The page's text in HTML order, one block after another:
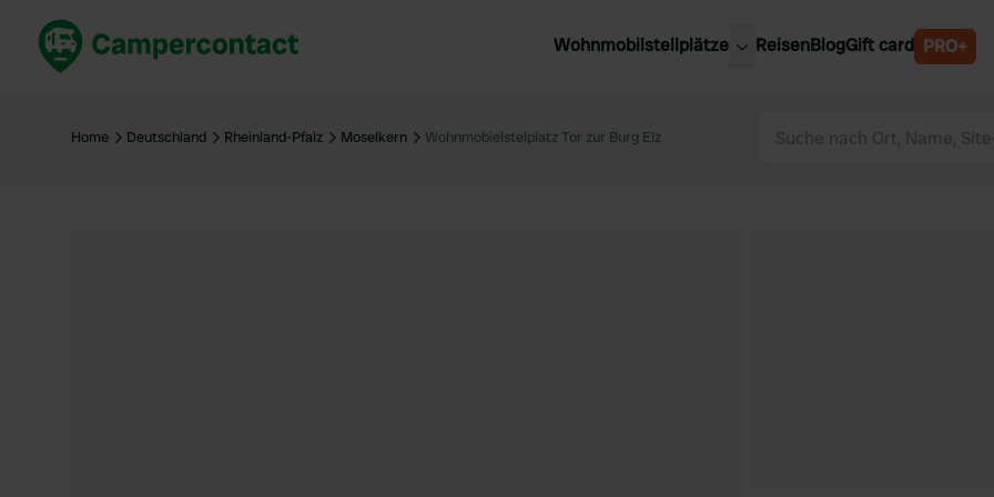
Wohnmobilstellplätze
Deutschland
Deutschland
Luxemburg
ReisenBlogGift card PRO+
Home Deutschland Rheinland-Pfalz Moselkern Wohnmobielstelplatz Tor zur Burg Elz